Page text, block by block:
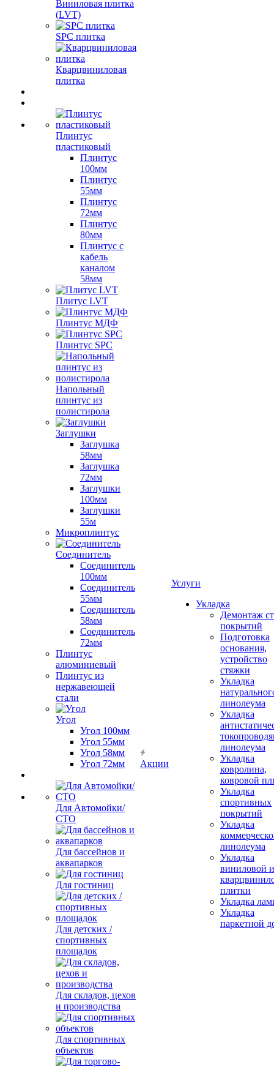
Виниловая плитка
(LVT)
SPC плитка
Кварцвиниловая
плитка
Плинтус
пластиковый
Плинтус
100мм
Плинтус
55мм
Плинтус
72мм
Плинтус
80мм
Плинтус с
кабель
каналом
58мм
Плитус LVT
Плинтус МДФ
Плинтус SPC
Напольный
плинтус из
полистирола
Заглушки
Заглушка
58мм
Заглушка
72мм
Заглушки
100мм
Заглушки
55м
Микроплинтус
Соединитель
Соединитель
100мм
Соединитель
55мм
Соединитель
58мм
Соединитель
72мм
Плинтус
алюминиевый
Плинтус из
нержавеющей
стали
Угол
Угол 100мм
Угол 55мм
Угол 58мм
Угол 72мм
Для Автомойки/
СТО
Для бассейнов и
аквапарков
Для гостиниц
Для детских /
спортивных
площадок
Для складов, цехов
и производства
Для спортивных
объектов
Акции
Услуги
Укладка
Демонтаж
покрытий
Подготовка
основания,
устройство
стяжки
Укладка
линолеума
Укладка
линолеума
Укладка
ковролина,
ковровой
Укладка
спортивных
покрытий
Укладка
линолеума
Укладка
виниловой и
плитки
Укладка
Укладка
паркетной